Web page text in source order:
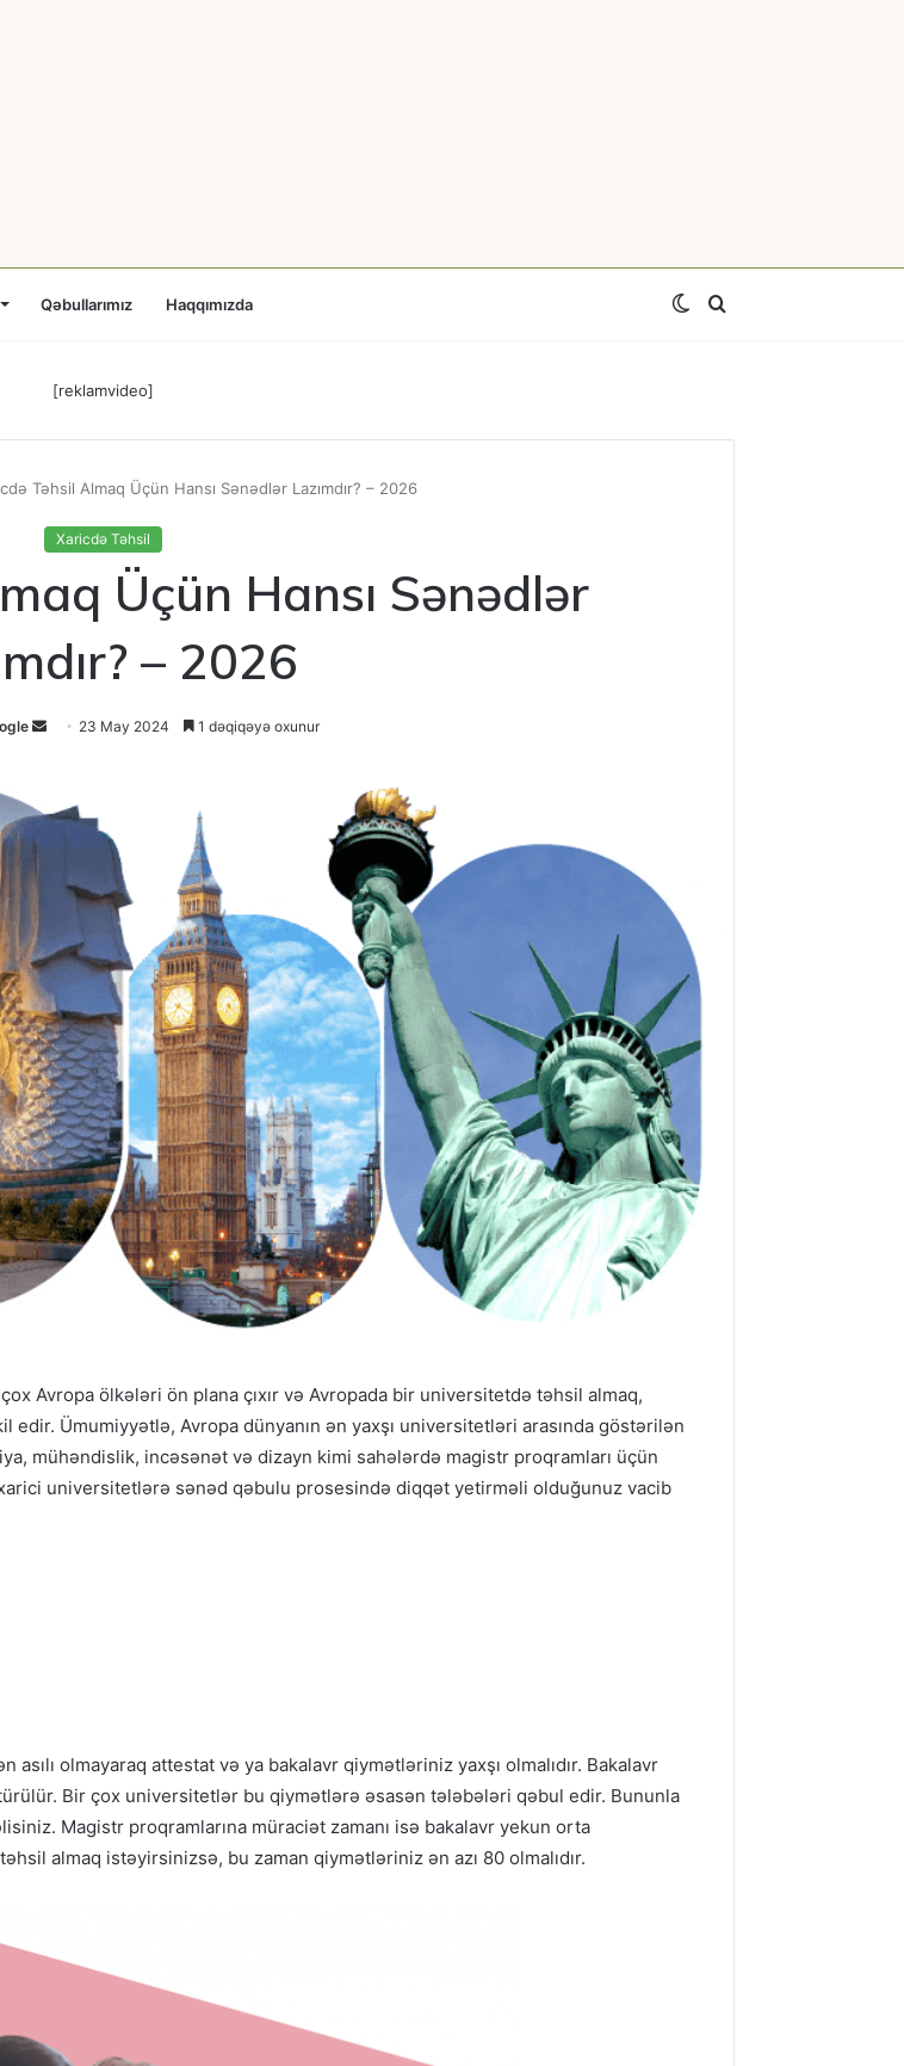
Qəbullarımız Haqqımızda Axtar
Switch
[reklamvideo]
Təhsil Almaq Üçün Hansı Sənədlər Lazımdır? – 2026
Xaricdə Təhsil
Üçün Hansı Sənədlər
– 2026
Send 23 May 2024 1 dəqiqəyə oxunur
Avropa ölkələri ön plana çıxır və Avropada bir universitetdə təhsil almaq,
Ümumiyyətlə, Avropa dünyanın ən yaxşı universitetləri arasında göstərilən
mühəndislik, incəsənət və dizayn kimi sahələrdə magistr proqramları üçün
xarici universitetlərə sənəd qəbulu prosesində diqqət yetirməli olduğunuz vacib
olmayaraq attestat və ya bakalavr qiymətləriniz yaxşı olmalıdır. Bakalavr
Bir çox universitetlər bu qiymətlərə əsasən tələbələri qəbul edir. Bununla
Magistr proqramlarına müraciət zamanı isə bakalavr yekun orta
almaq istəyirsinizsə, bu zaman qiymətləriniz ən azı 80 olmalıdır.